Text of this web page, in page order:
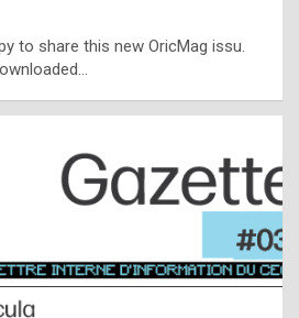
l
t
t
s
t
to share this new OricMag issu.